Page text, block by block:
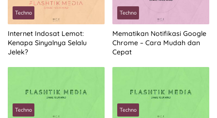
Techno
Internet Indosat Lemot:
Kenapa Sinyalnya Selalu
Jelek?
Techno
Mematikan Notifikasi Google
Chrome – Cara Mudah dan
Cepat
Techno Techno